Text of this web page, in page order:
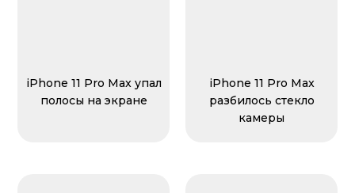
iPhone 11 Pro Max упал
полосы на экране
iPhone 11 Pro Max
разбилось стекло
камеры